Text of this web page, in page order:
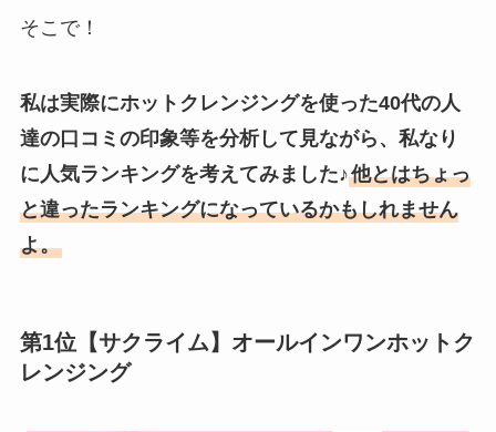
そこで！
私は実際にホットクレンジングを使った40代の人
達の口コミの印象等を分析して見ながら、私なり
に人気ランキングを考えてみました♪他とはちょっ
と違ったランキングになっているかもしれません
よ。
第1位【サクライム】オールインワンホットク
レンジング